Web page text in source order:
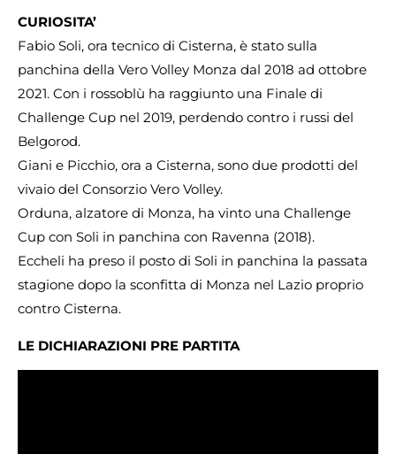
CURIOSITA’
Fabio Soli, ora tecnico di Cisterna, è stato sulla
panchina della Vero Volley Monza dal 2018 ad ottobre
2021. Con i rossoblù ha raggiunto una Finale di
Challenge Cup nel 2019, perdendo contro i russi del
Belgorod.
Giani e Picchio, ora a Cisterna, sono due prodotti del
vivaio del Consorzio Vero Volley.
Orduna, alzatore di Monza, ha vinto una Challenge
Cup con Soli in panchina con Ravenna (2018).
Eccheli ha preso il posto di Soli in panchina la passata
stagione dopo la sconfitta di Monza nel Lazio proprio
contro Cisterna.
LE DICHIARAZIONI PRE PARTITA